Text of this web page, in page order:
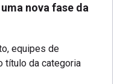
nova fase da
equipes de
título da categoria